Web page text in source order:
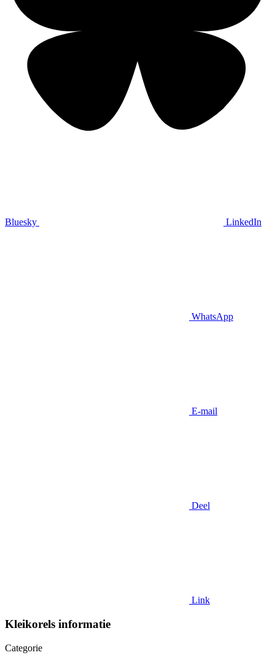
Bluesky LinkedIn
WhatsApp
E-mail
Deel
Link
Kleikorels informatie
Categorie